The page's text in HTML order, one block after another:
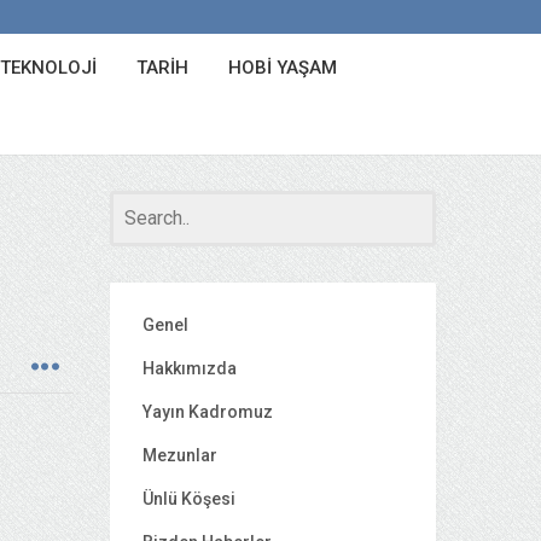
TARIH HOBI YAŞAM
Genel
Hakkımızda
Yayın Kadromuz
Mezunlar
Ünlü Köşesi